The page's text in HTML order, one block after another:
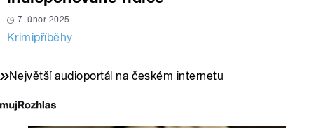
7. únor 2025
Krimipříběhy
Největší audioportál na českém internetu